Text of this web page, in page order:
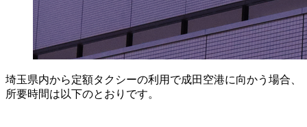
埼玉県内から定額タクシーの利用で成田空港に向かう場合、
所要時間は以下のとおりです。